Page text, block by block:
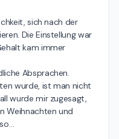
sich nach der
Die Einstellung war
kam immer
Absprachen.
wurde, ist man nicht
wurde mir zugesagt,
Weihnachten und
…